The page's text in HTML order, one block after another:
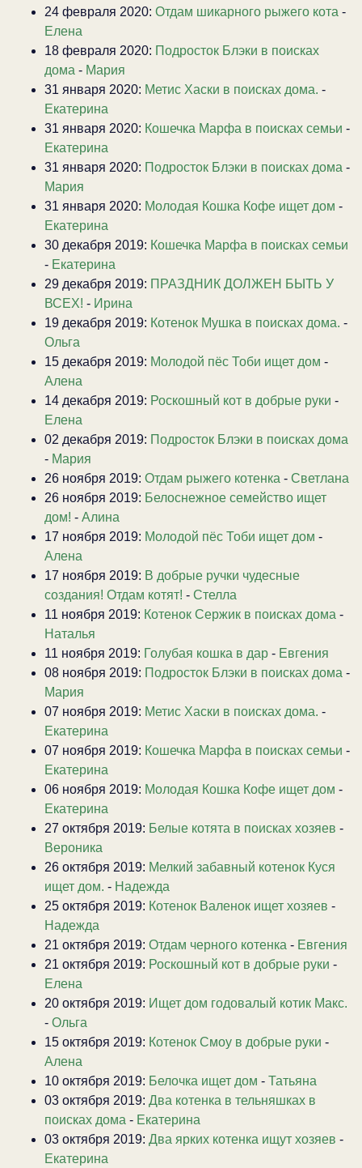
24 февраля 2020: Отдам шикарного рыжего кота -
Елена
18 февраля 2020: Подросток Блэки в поисках
дома - Мария
31 января 2020: Метис Хаски в поисках дома. -
Екатерина
31 января 2020: Кошечка Марфа в поисках семьи -
Екатерина
31 января 2020: Подросток Блэки в поисках дома -
Мария
31 января 2020: Молодая Кошка Кофе ищет дом -
Екатерина
30 декабря 2019: Кошечка Марфа в поисках семьи
- Екатерина
29 декабря 2019: ПРАЗДНИК ДОЛЖЕН БЫТЬ У
ВСЕХ! - Ирина
19 декабря 2019: Котенок Мушка в поисках дома. -
Ольга
15 декабря 2019: Молодой пёс Тоби ищет дом -
Алена
14 декабря 2019: Роскошный кот в добрые руки -
Елена
02 декабря 2019: Подросток Блэки в поисках дома
- Мария
26 ноября 2019: Отдам рыжего котенка - Светлана
26 ноября 2019: Белоснежное семейство ищет
дом! - Алина
17 ноября 2019: Молодой пёс Тоби ищет дом -
Алена
17 ноября 2019: В добрые ручки чудесные
создания! Отдам котят! - Стелла
11 ноября 2019: Котенок Сержик в поисках дома -
Наталья
11 ноября 2019: Голубая кошка в дар - Евгения
08 ноября 2019: Подросток Блэки в поисках дома -
Мария
07 ноября 2019: Метис Хаски в поисках дома. -
Екатерина
07 ноября 2019: Кошечка Марфа в поисках семьи -
Екатерина
06 ноября 2019: Молодая Кошка Кофе ищет дом -
Екатерина
27 октября 2019: Белые котята в поисках хозяев -
Вероника
26 октября 2019: Мелкий забавный котенок Куся
ищет дом. - Надежда
25 октября 2019: Котенок Валенок ищет хозяев -
Надежда
21 октября 2019: Отдам черного котенка - Евгения
21 октября 2019: Роскошный кот в добрые руки -
Елена
20 октября 2019: Ищет дом годовалый котик Макс.
- Ольга
15 октября 2019: Котенок Смоу в добрые руки -
Алена
10 октября 2019: Белочка ищет дом - Татьяна
03 октября 2019: Два котенка в тельняшках в
поисках дома - Екатерина
03 октября 2019: Два ярких котенка ищут хозяев -
Екатерина